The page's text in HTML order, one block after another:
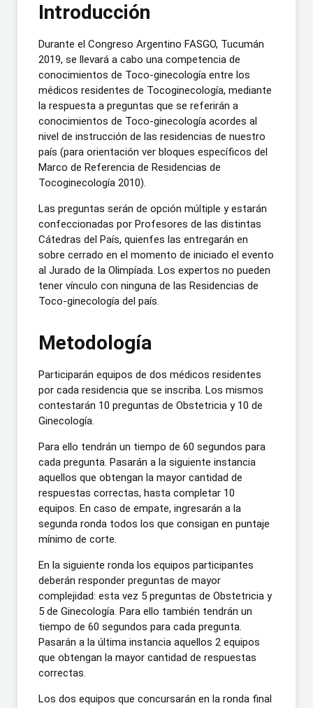
Introducción
Durante el Congreso Argentino FASGO, Tucumán
2019, se llevará a cabo una competencia de
conocimientos de Toco-ginecología entre los
médicos residentes de Tocoginecología, mediante
la respuesta a preguntas que se referirán a
conocimientos de Toco-ginecología acordes al
nivel de instrucción de las residencias de nuestro
país (para orientación ver bloques específicos del
Marco de Referencia de Residencias de
Tocoginecología 2010).
Las preguntas serán de opción múltiple y estarán
confeccionadas por Profesores de las distintas
Cátedras del País, quienfes las entregarán en
sobre cerrado en el momento de iniciado el evento
al Jurado de la Olimpíada. Los expertos no pueden
tener vínculo con ninguna de las Residencias de
Toco-ginecología del país.
Metodología
Participarán equipos de dos médicos residentes
por cada residencia que se inscriba. Los mismos
contestarán 10 preguntas de Obstetricia y 10 de
Ginecología.
Para ello tendrán un tiempo de 60 segundos para
cada pregunta. Pasarán a la siguiente instancia
aquellos que obtengan la mayor cantidad de
respuestas correctas, hasta completar 10
equipos. En caso de empate, ingresarán a la
segunda ronda todos los que consigan en puntaje
mínimo de corte.
En la siguiente ronda los equipos participantes
deberán responder preguntas de mayor
complejidad: esta vez 5 preguntas de Obstetricia y
5 de Ginecología. Para ello también tendrán un
tiempo de 60 segundos para cada pregunta.
Pasarán a la última instancia aquellos 2 equipos
que obtengan la mayor cantidad de respuestas
correctas.
Los dos equipos que concursarán en la ronda final